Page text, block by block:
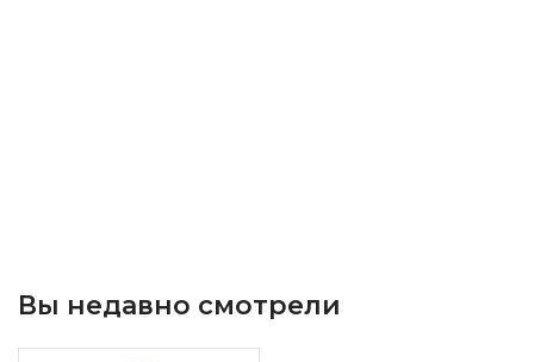
Вы недавно смотрели